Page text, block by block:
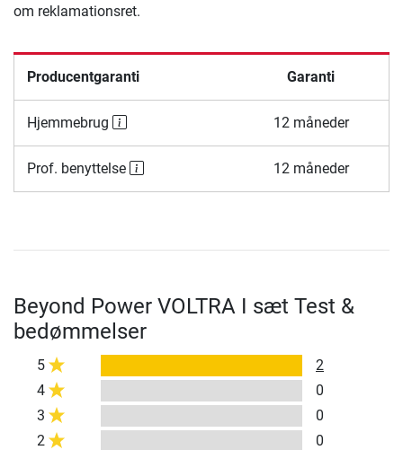
om reklamationsret.
Producentgaranti Garanti
Hjemmebrug 12 måneder
Prof. benyttelse 12 måneder
Beyond Power VOLTRA I sæt Test &
bedømmelser
5
2
4
0
3
0
2
0